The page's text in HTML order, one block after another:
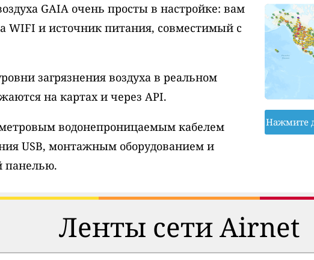
GAIA очень просты в настройке: вам
WIFI и источник питания, совместимый с
загрязнения воздуха в реальном
на картах и через API.
метровым водонепроницаемым кабелем
USB, монтажным оборудованием и
панелью.
Нажмите
Ленты сети Airnet